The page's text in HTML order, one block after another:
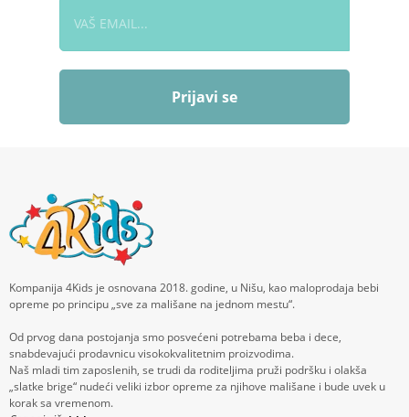
Prijavi se
Kompanija 4Kids je osnovana 2018. godine, u Nišu, kao maloprodaja bebi
opreme po principu „sve za mališane na jednom mestu“.
Od prvog dana postojanja smo posvećeni potrebama beba i dece,
snabdevajući prodavnicu visokokvalitetnim proizvodima.
Naš mladi tim zaposlenih, se trudi da roditeljima pruži podršku i olakša
„slatke brige“ nudeći veliki izbor opreme za njihove mališane i bude uvek u
korak sa vremenom.